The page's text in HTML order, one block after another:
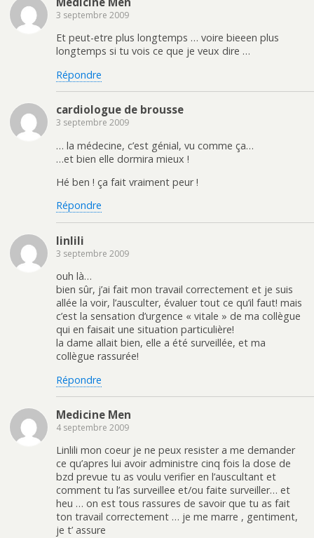
3 septembre 2009
Et peut-etre plus longtemps … voire bieeen plus
longtemps si tu vois ce que je veux dire …
Répondre
cardiologue de brousse
3 septembre 2009
… la médecine, c’est génial, vu comme ça…
…et bien elle dormira mieux !
Hé ben ! ça fait vraiment peur !
Répondre
linlili
3 septembre 2009
ouh là…
bien sûr, j’ai fait mon travail correctement et je suis
allée la voir, l’ausculter, évaluer tout ce qu’il faut! mais
c’est la sensation d’urgence « vitale » de ma collègue
qui en faisait une situation particulière!
la dame allait bien, elle a été surveillée, et ma
collègue rassurée!
Répondre
Medicine Men
4 septembre 2009
Linlili mon coeur je ne peux resister a me demander
ce qu’apres lui avoir administre cinq fois la dose de
bzd prevue tu as voulu verifier en l’auscultant et
comment tu l’as surveillee et/ou faite surveiller… et
heu … on est tous rassures de savoir que tu as fait
ton travail correctement … je me marre , gentiment,
je t’ assure